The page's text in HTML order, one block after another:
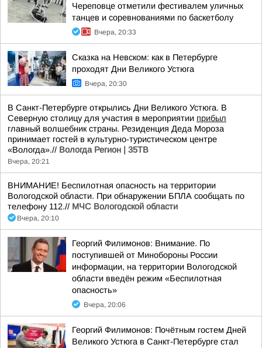
Череповце отметили фестивалем уличных
танцев и соревнованиями по баскетболу
Вчера, 20:33
Сказка на Невском: как в Петербурге
проходят Дни Великого Устюга
Вчера, 20:30
В Санкт-Петербурге открылись Дни Великого Устюга. В
Северную столицу для участия в мероприятии прибыл
главный волшебник страны. Резиденция Деда Мороза
принимает гостей в культурно-туристическом центре
«Вологда».// Вологда Регион | 35ТВ
Вчера, 20:21
ВНИМАНИЕ! Беспилотная опасность на территории
Вологодской области. При обнаружении БПЛА сообщать по
телефону 112.// МЧС Вологодской области
Вчера, 20:10
Георгий Филимонов: Внимание. По
поступившей от Минобороны России
информации, на территории Вологодской
области введён режим «Беспилотная
опасность»
Вчера, 20:06
Георгий Филимонов: Почётным гостем Дней
Великого Устюга в Санкт-Петербурге стал